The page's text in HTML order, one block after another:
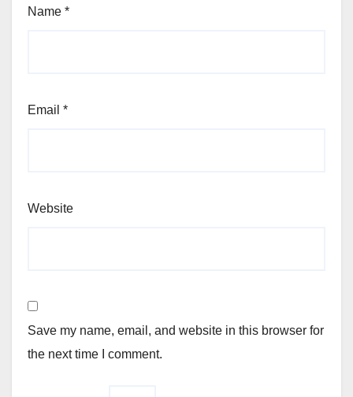
Name *
Email *
Website
Save my name, email, and website in this browser for
the next time I comment.